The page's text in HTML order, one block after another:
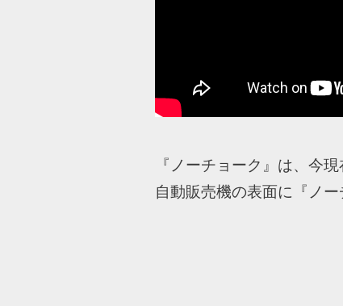
『ノーチョーク』は、今
自動販売機の表面に『ノ